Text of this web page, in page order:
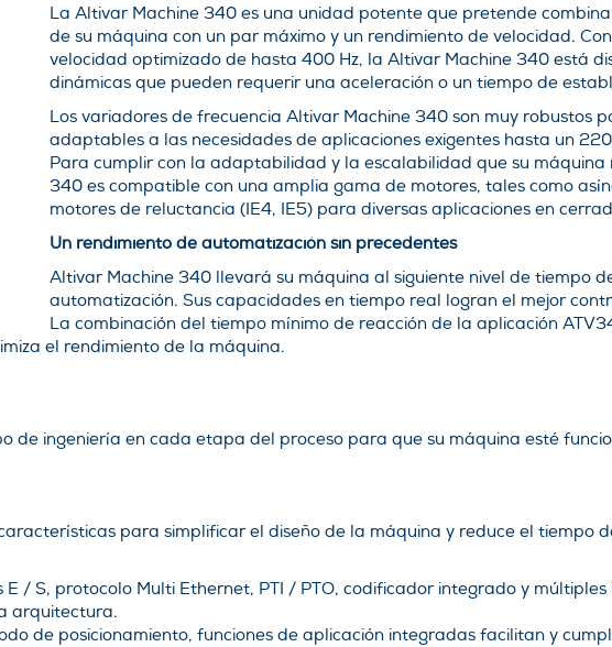
La Altivar Machine 340 es una unidad potente que pretende
de su máquina con un par máximo y un rendimiento de velocidad.
velocidad optimizado de hasta 400 Hz, la Altivar Machine 340 está
dinámicas que pueden requerir una aceleración o un tiempo de
Los variadores de frecuencia Altivar Machine 340 son muy robustos
adaptables a las necesidades de aplicaciones exigentes hasta un
Para cumplir con la adaptabilidad y la escalabilidad que su máquina
340 es compatible con una amplia gama de motores, tales como
motores de reluctancia (IE4, IE5) para diversas aplicaciones en
Un rendimiento de automatización sin precedentes
Altivar Machine 340 llevará su máquina al siguiente nivel de tiempo
automatización. Sus capacidades en tiempo real logran el mejor
La combinación del tiempo mínimo de reacción de la aplicación
el rendimiento de la máquina.
de ingeniería en cada etapa del proceso para que su máquina esté
para simplificar el diseño de la máquina y reduce el tiempo
/ S, protocolo Multi Ethernet, PTI / PTO, codificador integrado y
arquitectura.
de posicionamiento, funciones de aplicación integradas facilitan y